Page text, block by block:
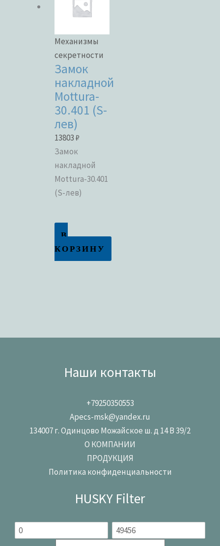
Механизмы
секретности
Замок
накладной
Mottura-
30.401 (S-
лев)
13803₽
Замок
накладной
Mottura-30.401
(S-лев)
В
КОРЗИНУ
Наши контакты
+79250350553
Apecs-msk@yandex.ru
134007 г. Одинцово Можайское ш. д 14 В 39/2
О КОМПАНИИ
ПРОДУКЦИЯ
Политика конфиденциальности
HUSKY Filter